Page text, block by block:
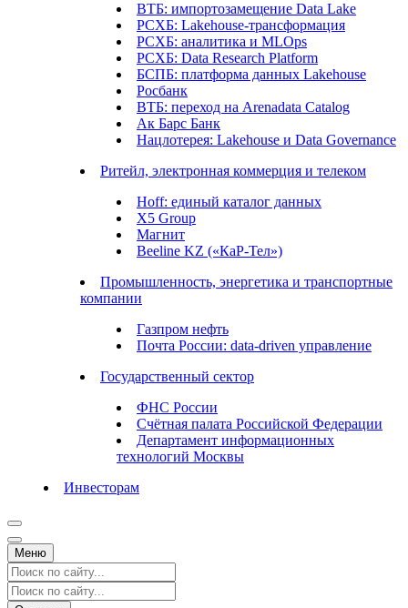
ВТБ: импортозамещение Data Lake
РСХБ: Lakehouse-трансформация
РСХБ: аналитика и MLOps
РСХБ: Data Research Platform
БСПБ: платформа данных Lakehouse
Росбанк
ВТБ: переход на Arenadata Catalog
Ак Барс Банк
Нацлотерея: Lakehouse и Data Governance
Ритейл, электронная коммерция и телеком
Hoff: единый каталог данных
X5 Group
Магнит
Beeline KZ («КаР-Тел»)
Промышленность, энергетика и транспортные
компании
Газпром нефть
Почта России: data-driven управление
Государственный сектор
ФНС России
Счётная палата Российской Федерации
Департамент информационных
технологий Москвы
Инвесторам
Меню